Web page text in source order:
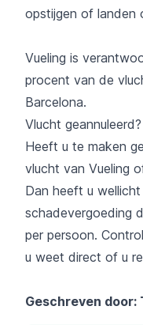
opstijgen of landen
Vueling is
procent van de
Barcelona.
Vlucht geannuleerd?
Heeft u te maken
vlucht van Vueling
Dan heeft u
schadevergoeding
per persoon.
u weet direct of u
Geschreven door: